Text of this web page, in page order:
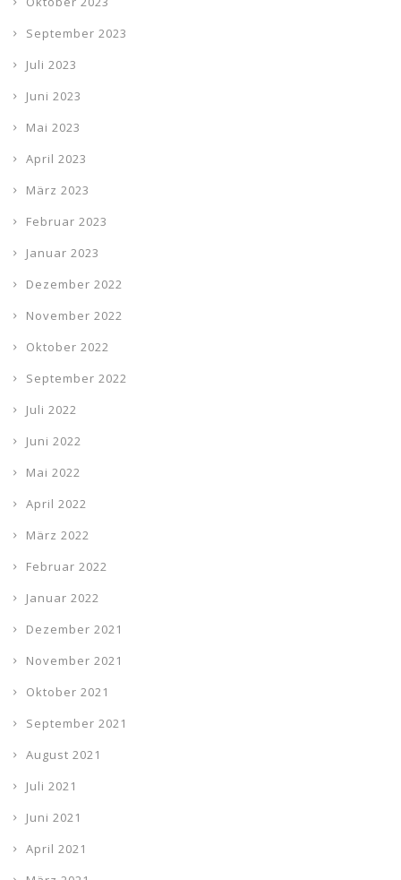
September 2023
Juli 2023
Juni 2023
Mai 2023
April 2023
März 2023
Februar 2023
Januar 2023
Dezember 2022
November 2022
Oktober 2022
September 2022
Juli 2022
Juni 2022
Mai 2022
April 2022
März 2022
Februar 2022
Januar 2022
Dezember 2021
November 2021
Oktober 2021
September 2021
August 2021
Juli 2021
Juni 2021
April 2021